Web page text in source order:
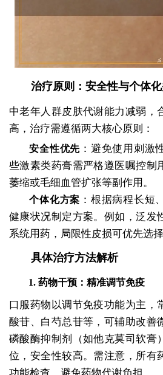
治疗原则：安全性与个体
中老年人群皮肤代谢能力减弱，
高，治疗需遵循两大核心原则：
安全性优先 ：避免使用刺激
些激素类药膏需严格遵医嘱控制
萎缩或毛细血管扩张等副作用。
个体化方案 ：根据病程长短
健康状况制定方案。例如，泛发
系统用药，局限性皮损可优先选择
具体治疗方法解析
1. 药物干预：精准调节免疫
口服药物以调节免疫功能为主，
酸苷、白芍总苷等，可辅助改善
磷酸酶抑制剂（如他克莫司软膏
位，安全性较高。需注意，所有